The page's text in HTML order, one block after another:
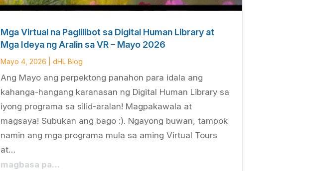
Mga Virtual na Paglilibot sa Digital Human Library at
Mga Ideya ng Aralin sa VR – Mayo 2026
Mayo 4, 2026 dHL Blog
Ang Mayo ang perpektong panahon para idala ang
kahanga-hangang karanasan ng Digital Human Library sa
iyong programa sa silid-aralan! Magpakawala at
magsaya! Subukan ang bago :). Ngayong buwan, tampok
namin ang mga programa mula sa aming Virtual Tours
at…
magbasa pa…